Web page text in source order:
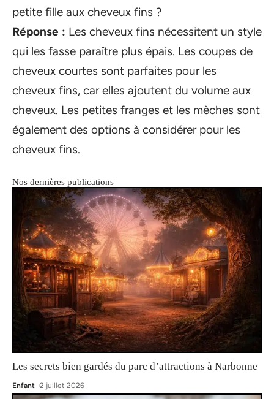
petite fille aux cheveux fins ?
Réponse : Les cheveux fins nécessitent un style
qui les fasse paraître plus épais. Les coupes de
cheveux courtes sont parfaites pour les
cheveux fins, car elles ajoutent du volume aux
cheveux. Les petites franges et les mèches sont
également des options à considérer pour les
cheveux fins.
Nos dernières publications
Les secrets bien gardés du parc d’attractions à Narbonne
Enfant 2 juillet 2026